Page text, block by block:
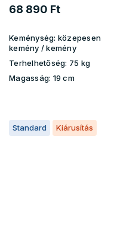
68 890 Ft
Keménység: közepesen
kemény / kemény
Terhelhetőség: 75 kg
Magasság: 19 cm
Standard Kiárusítás